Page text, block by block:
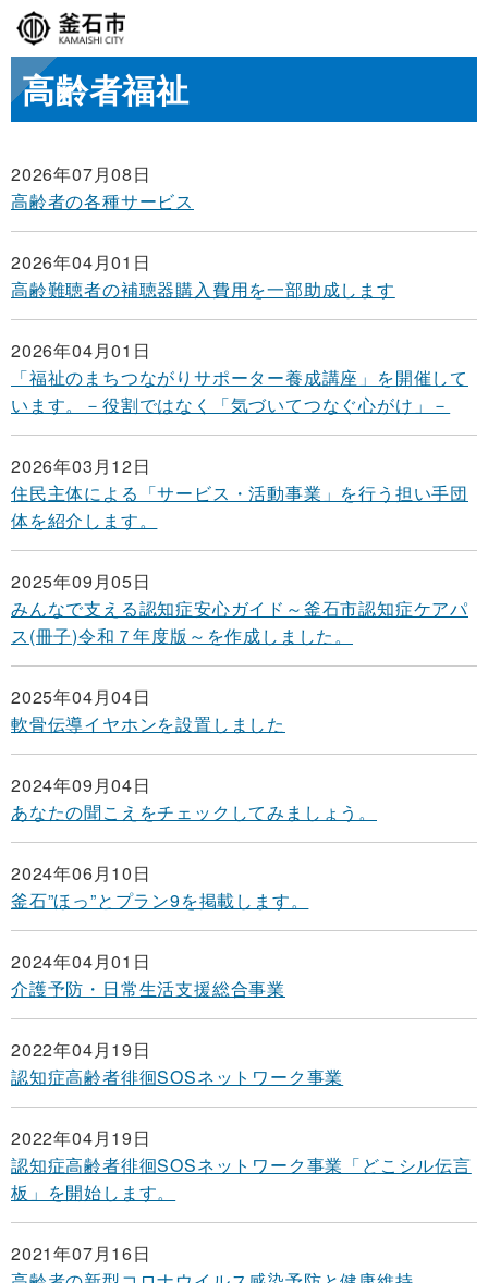
高齢者福祉
2026年07月08日
高齢者の各種サービス
2026年04月01日
高齢難聴者の補聴器購入費用を一部助成します
2026年04月01日
「福祉のまちつながりサポーター養成講座」を開催して
います。－役割ではなく「気づいてつなぐ心がけ」－
2026年03月12日
住民主体による「サービス・活動事業」を行う担い手団
体を紹介します。
2025年09月05日
みんなで支える認知症安心ガイド～釜石市認知症ケアパ
ス(冊子)令和７年度版～を作成しました。
2025年04月04日
軟骨伝導イヤホンを設置しました
2024年09月04日
あなたの聞こえをチェックしてみましょう。
2024年06月10日
釜石”ほっ”とプラン9を掲載します。
2024年04月01日
介護予防・日常生活支援総合事業
2022年04月19日
認知症高齢者徘徊SOSネットワーク事業
2022年04月19日
認知症高齢者徘徊SOSネットワーク事業「どこシル伝言
板」を開始します。
2021年07月16日